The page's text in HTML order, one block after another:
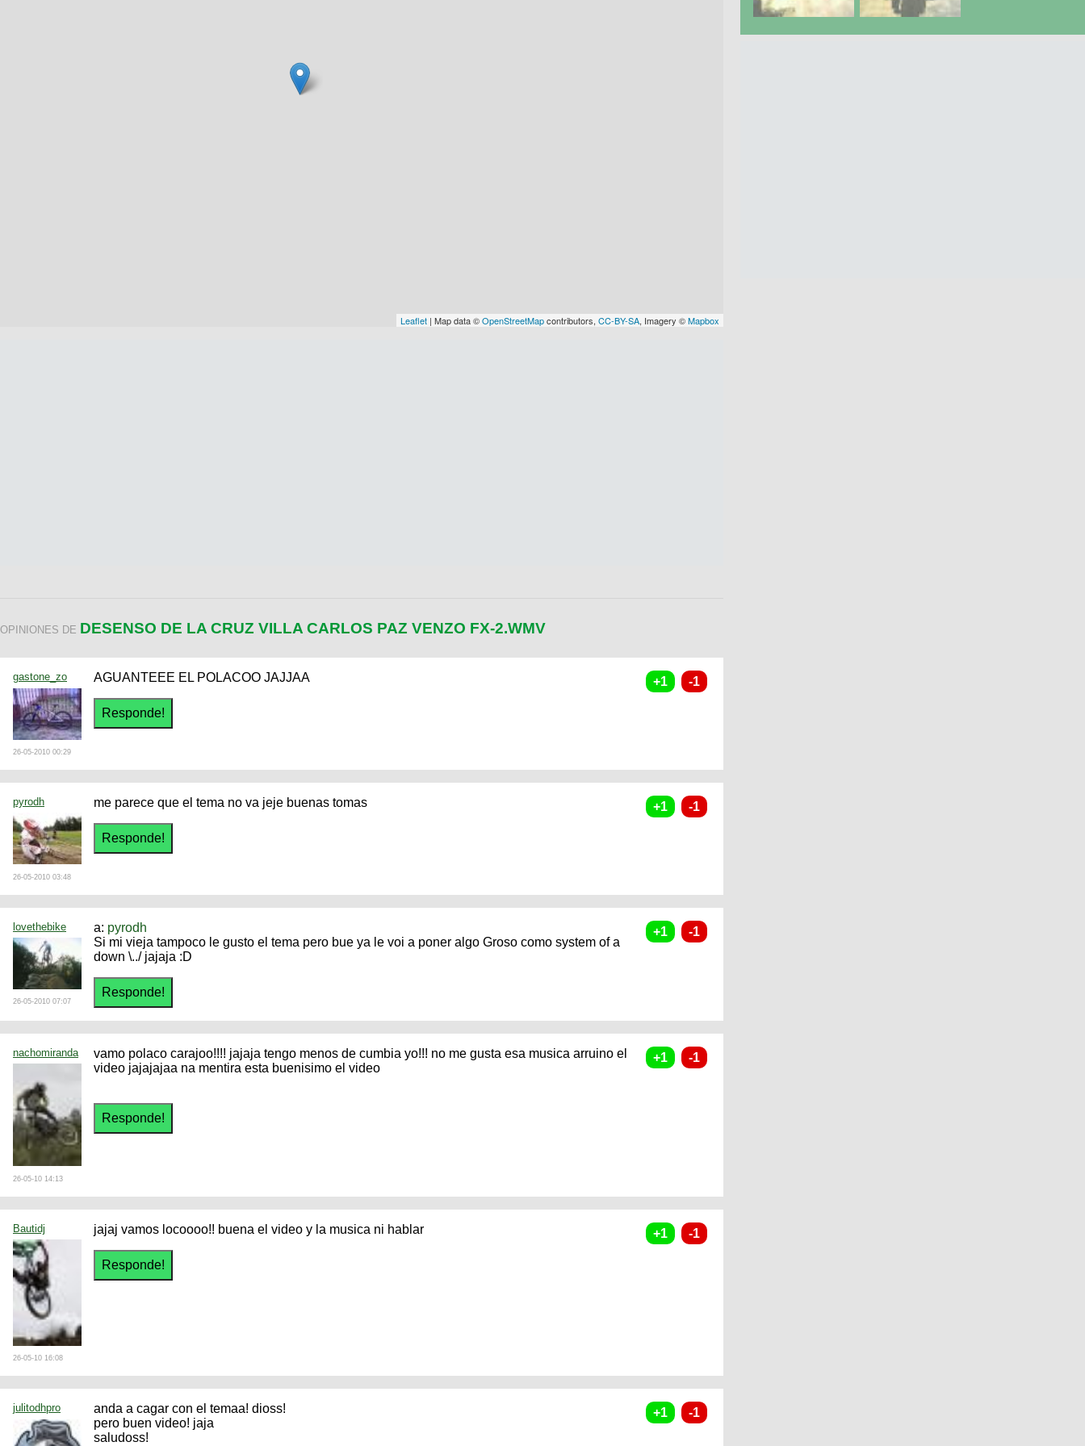
Leaflet | Map data ©OpenStreetMapcontributors, CC-BY-SA, Imagery ©Mapbox
OPINIONES DE DESENSO DE LA CRUZ VILLA CARLOS PAZ VENZO FX-2.WMV
gastone_zo
26-05-2010 00:29
AGUANTEEE EL POLACOO JAJJAA
pyrodh
26-05-2010 03:48
me parece que el tema no va jeje buenas tomas
lovethebike
26-05-2010 07:07
a: pyrodh
Si mi vieja tampoco le gusto el tema pero bue ya le voi a poner algo Groso como system of a
down \../ jajaja :D
nachomiranda
26-05-10 14:13
vamo polaco carajoo!!!! jajaja tengo menos de cumbia yo!!! no me gusta esa musica arruino el
video jajajajaa na mentira esta buenisimo el video
Bautidj
26-05-10 16:08
jajaj vamos locoooo!! buena el video y la musica ni hablar
julitodhpro
anda a cagar con el temaa! dioss!
pero buen video! jaja
saludoss!